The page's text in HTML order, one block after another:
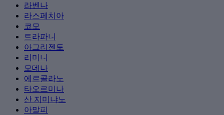
라벤나
라스페치아
코모
트라파니
아그리젠토
리미니
모데나
에르콜라노
타오르미나
산 지미냐노
아말피